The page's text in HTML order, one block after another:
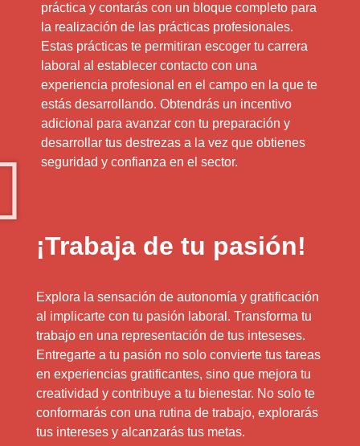
práctica y contarás con un bloque completo para
la realización de las prácticas profesionales.
Estas prácticas te permitiran escoger tu carrera
laboral al establecer contacto con una
experiencia profesional en el campo en la que te
estás desarrollando. Obtendrás un incentivo
adicional para avanzar con tu preparación y
desarrollar tus destrezas a la vez que obtienes
seguridad y confianza en el sector.
¡Trabaja de tu pasión!
Explora la sensación de autonomía y gratificación
al implicarte con tu pasión laboral. Transforma tu
trabajo en una representación de tus inteseses.
Entregarte a tu pasión no solo convierte tus tareas
en experiencias gratificantes, sino que mejora tu
creatividad y contribuye a tu bienestar. No solo te
conformarás con una rutina de trabajo, explorarás
tus intereses y alcanzarás tus metas.